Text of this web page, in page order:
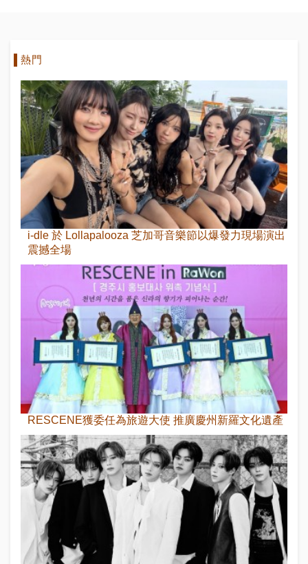
熱門
i-dle 於 Lollapalooza 芝加哥音樂節以爆發力現場演出
震撼全場
RESCENE獲委任為旅遊大使 推廣慶州新羅文化遺產